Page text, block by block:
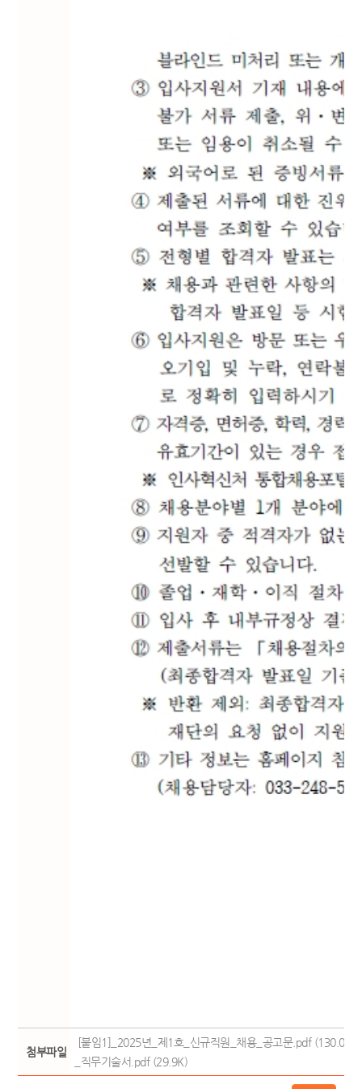
첨부파일
[붙임1]_2025년_제1호_신규직원_채용_공고문.pdf (130.0K)
_직무기술서.pdf (29.9K)